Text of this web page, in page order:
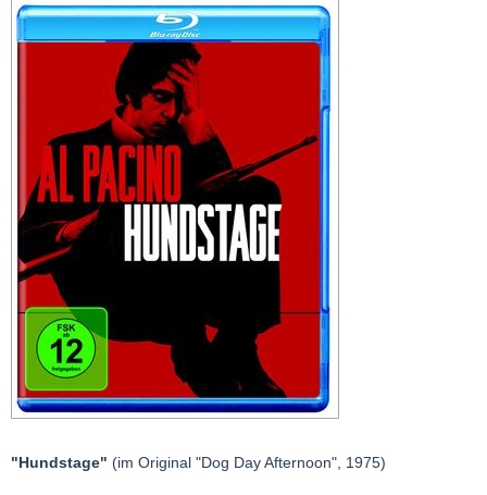
"Hundstage" (im Original "Dog Day Afternoon", 1975)